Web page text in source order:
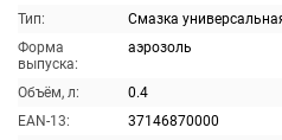
Тип:
Смазка
Форма
выпуска:
аэрозоль
Объём, л:
0.4
EAN-13:
37146870000